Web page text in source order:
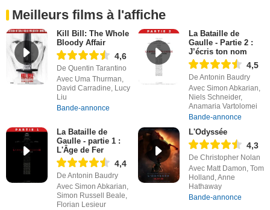
Meilleurs films à l'affiche
Kill Bill: The Whole
Bloody Affair
4,6
De Quentin Tarantino
Avec Uma Thurman,
David Carradine, Lucy
Liu
Bande-annonce
La Bataille de
Gaulle - Partie 2 :
J’écris ton nom
4,5
De Antonin Baudry
Avec Simon Abkarian,
Niels Schneider,
Anamaria Vartolomei
Bande-annonce
La Bataille de
Gaulle - partie 1 :
L'Âge de Fer
4,4
De Antonin Baudry
Avec Simon Abkarian,
Simon Russell Beale,
Florian Lesieur
L'Odyssée
4,3
De Christopher Nolan
Avec Matt Damon, Tom
Holland, Anne
Hathaway
Bande-annonce